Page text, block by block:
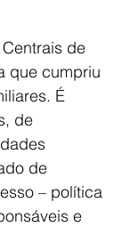
de
que cumpriu
É
de
de
– política
e